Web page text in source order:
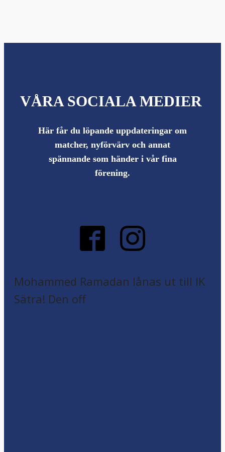
VÅRA SOCIALA MEDIER
Här får du löpande uppdateringar om
matcher, nyförvärv och annat
spännande som händer i vår fina
förening.
Mohammed Ramadan lånas ut till IK
Sätra! Den off